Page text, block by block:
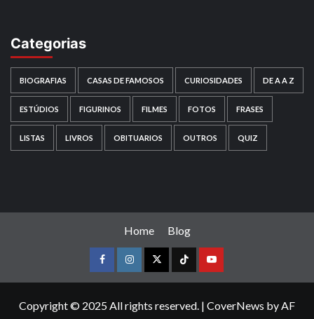
Categorias
BIOGRAFIAS CASAS DE FAMOSOS CURIOSIDADES DE A A Z
ESTÚDIOS FIGURINOS FILMES FOTOS FRASES
LISTAS LIVROS OBITUARIOS OUTROS QUIZ
Home Blog
FacebookinstagramtwitterTiktokyoutube
Copyright © 2025 All rights reserved. | CoverNews by AF